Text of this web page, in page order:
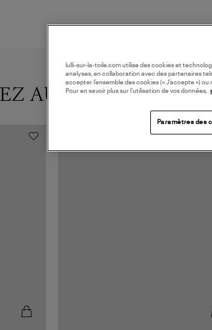
AUSSI
lulli-sur-la-toile.com utilise des cookies et
analyses, en collaboration avec des partenaires
accepter l’ensemble des cookies (« J’accepte »)
Pour en savoir plus sur l’utilisation de vos données,
Paramètres des